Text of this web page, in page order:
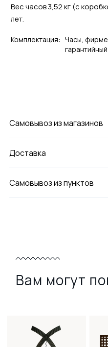
Вес часов 3,52 кг (с
лет.
Комплектация: Часы,
гарантийный
Самовывоз из магазинов
Доставка
Самовывоз из пунктов
Вам могут